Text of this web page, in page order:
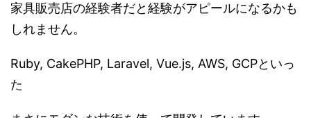
家具販売店の経験者だと経験がアピールになるかも
しれません。
Ruby, CakePHP, Laravel, Vue.js, AWS, GCPといっ
た